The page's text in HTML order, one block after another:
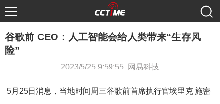
谷歌前 CEO：人工智能会给人类带来“生存风
险”
2023/5/25 9:59:55 网易科技
5月25日消息，当地时间周三谷歌前首席执行官埃里克 施密